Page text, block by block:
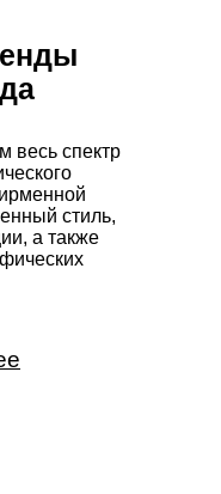
весь спектр
стиль,
а также